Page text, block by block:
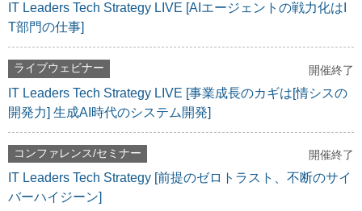
IT Leaders Tech Strategy LIVE [AIエージェントの戦力化はI
T部門の仕事]
ライブウェビナー 開催終了
IT Leaders Tech Strategy LIVE [事業成長のカギは[情シスの
開発力] 生成AI時代のシステム開発]
コンファレンス/セミナー 開催終了
IT Leaders Tech Strategy [前提のゼロトラスト、不断のサイ
バーハイジーン]